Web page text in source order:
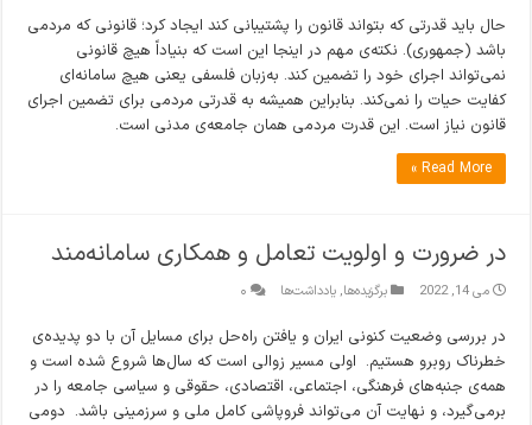
حال باید قدرتی که بتواند قانون را پشتیبانی کند ایجاد کرد؛ قانونی که مردمی
باشد (جمهوری). نکته‌ی مهم در اینجا این است که بنیاداً هیچ قانونی
نمی‌تواند اجرای خود را تضمین کند. به‌زبان فلسفی یعنی هیچ سامانه‌ای
کفایت حیات را نمی‌کند. بنابراین همیشه به قدرتی مردمی برای تضمین اجرای
قانون نیاز است. این قدرت مردمی همان جامعه‌ی مدنی است.
Read More »
در ضرورت و اولویت تعامل و همکاری سامانه‌مند
می 14, 2022 برگزیده‌ها,یادداشت‌ها ۰
در بررسی وضعیت کنونی ایران و یافتن راه‌حل برای مسایل آن با دو پدیده‌ی
خطرناک روبرو هستیم. اولی مسیر زوالی است که سال‌ها شروع شده است و
همه‌ی جنبه‌های فرهنگی، اجتماعی، اقتصادی، حقوقی و سیاسی جامعه را در
برمی‌گیرد، و نهایت آن می‌تواند فروپاشی کامل ملی و سرزمینی باشد. دومی